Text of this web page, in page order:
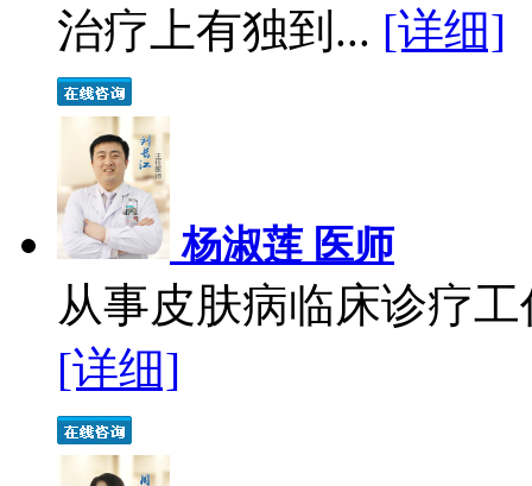
治疗上有独到... [详细]
杨淑莲 医师
从事皮肤病临床诊疗
[详细]